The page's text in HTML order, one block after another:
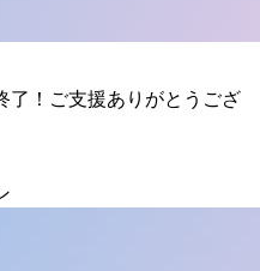
了！ご支援ありがとうござ